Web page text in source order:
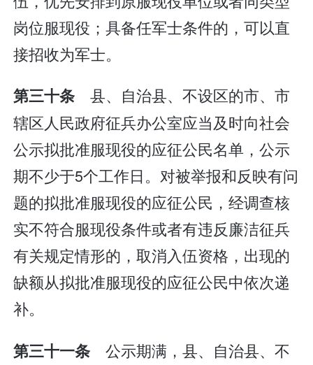
岗位服现役；具备任军士条件的，可以直
接招收为军士。
第三十条 县、自治县、不设区的市、市
辖区人民政府征兵办公室应当及时向社会
公示拟批准服现役的应征公民名单，公示
期不少于5个工作日。对被举报和反映有问
题的拟批准服现役的应征公民，经调查核
实不符合服现役条件或者有违反廉洁征兵
有关规定情形的，取消入伍资格，出现的
缺额从拟批准服现役的应征公民中依次递
补。
第三十一条 公示期满，县、自治县、不